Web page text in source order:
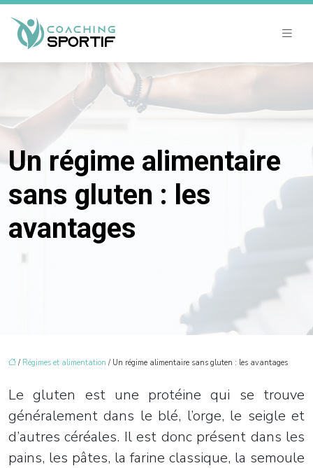
Un régime alimentaire
sans gluten : les
avantages
/ Régimes et alimentation / Un régime alimentaire sans gluten : les avantages
Le gluten est une protéine qui se trouve
généralement dans le blé, l’orge, le seigle et
d’autres céréales. Il est donc présent dans les
pains, les pâtes, la farine classique, la semoule